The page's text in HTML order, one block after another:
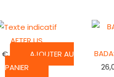
AFTER US
€
AJOUTER AU
PANIER